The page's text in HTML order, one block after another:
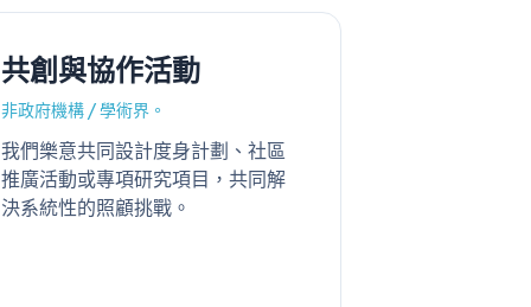
共創與協作活動
非政府機構 / 學術界。
我們樂意共同設計度身計劃、社區
推廣活動或專項研究項目，共同解
決系統性的照顧挑戰。